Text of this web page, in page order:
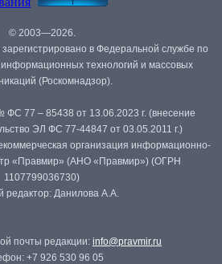
© 2003—2026.
в Федеральной службе по
технологий и массовых
(Роскомнадзор).
ФС 77 – 85438 от 13.06.2023 г. (внесение
ЭЛ ФС 77-44847 от 03.05.2011 г.)
организация информационно-
«Правмир» (АНО «Правмир») (ОГРН
1107799036730)
редактор: Данилова А.А.
почты редакции: info@pravmir.ru
+7 926 530 96 05